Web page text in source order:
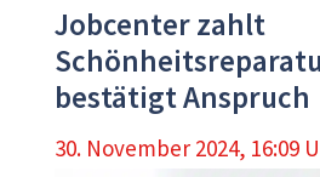
Jobcenter zahlt
bestätigt Anspruch
30. November 2024, 16:09